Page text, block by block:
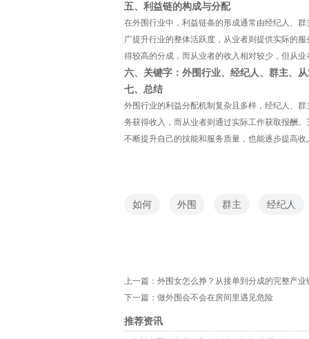
五、利益链的构成与分配
在外围行业中，利益链条的形成通常由经纪人、
广提升行业的整体活跃度，从业者则提供实际的
得较高的分成，而从业者的收入相对较少，但从
六、关键字：外围行业、经纪人、群主、
七、总结
外围行业的利益分配机制复杂且多样，经纪人、
务获得收入，而从业者则通过实际工作获取报酬
不断提升自己的技能和服务质量，也能逐步提高
如何 外围 群主 经纪人
上一篇： 外围女怎么挣？从接单到分成的完整产业
下一篇： 做外围会不会在房间里遇见危险
推荐资讯